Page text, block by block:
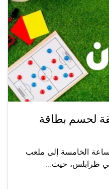
90 دقيقة لحسم بطاقة
الخامسة إلى ملعب
طرابلس، حيث...